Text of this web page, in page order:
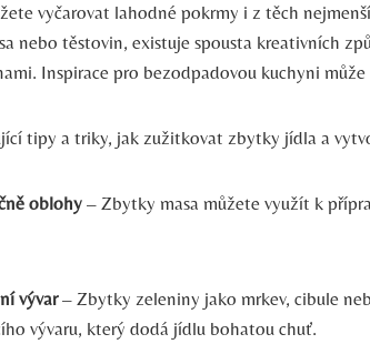
vyčarovat lahodné pokrmy i z těch
nebo těstovin, existuje spousta kreativních
Inspirace pro bezodpadovou kuchyni
tipy a triky, jak zužitkovat zbytky jídla a
oblohy – Zbytky masa můžete využít k
vývar– Zbytky zeleniny jako mrkev, cibule
vývaru, který dodá jídlu bohatou chuť.